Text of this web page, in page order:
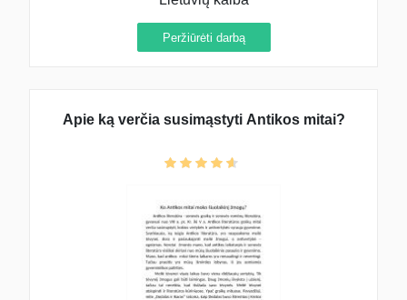
Peržiūrėti darbą
Apie ką verčia susimąstyti Antikos mitai?